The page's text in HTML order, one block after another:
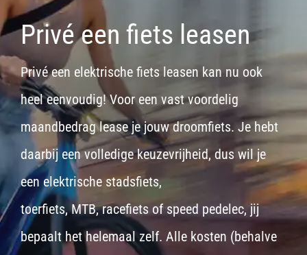
Privé een fiets leasen
Privé een elektrische fiets leasen kan nu ook
heel eenvoudig! Voor een vast voordelig
maandbedrag lease je jouw droomfiets. Je hebt
daarbij een volledige keuzevrijheid, dus wil je
eenelektrische stadsfiets,
toerfiets,MTB,racefietsof speed pedelec, jij
bepaalt het helemaal zelf. Alle kosten (behalve